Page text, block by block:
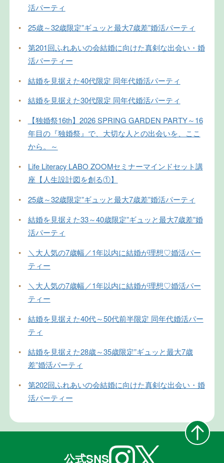
活パーティ
•
25歳～32歳限定”ギュッと最大7歳差”婚活パーティ
•
第201回ふれあいの会結婚に向けた真剣な出会い・婚
活パーティー
•
結婚を見据えた40代限定 同年代婚活パーティ
•
結婚を見据えた30代限定 同年代婚活パーティ
•
【独婚祭16th】2026 SPRING GARDEN PARTY～16
年目の『独婚祭』で、大切な人との出会いを、ここ
から。～
•
Life Literacy LABO ZOOMセミナーマインドセット講
座【人生設計図を創る①】
•
25歳～32歳限定”ギュッと最大7歳差”婚活パーティ
•
結婚を見据えた33～40歳限定”ギュッと最大7歳差”婚
活パーティ
•
＼大人気の7歳幅／1年以内に結婚が理想♡婚活パー
ティー
•
＼大人気の7歳幅／1年以内に結婚が理想♡婚活パー
ティー
•
結婚を見据えた40代～50代前半限定 同年代婚活パー
ティ
•
結婚を見据えた28歳～35歳限定”ギュッと最大7歳
差”婚活パーティ
•
第202回ふれあいの会結婚に向けた真剣な出会い・婚
活パーティー
公式SNS